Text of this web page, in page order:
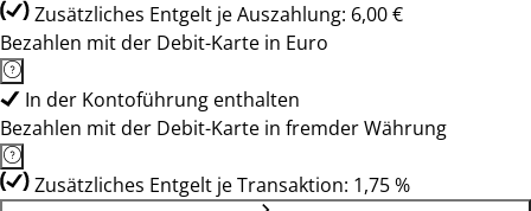
Zusätzliches Entgelt je Auszahlung: 6,00 €
Bezahlen mit der Debit-Karte in Euro
In der Kontoführung enthalten
Bezahlen mit der Debit-Karte in fremder Währung
Zusätzliches Entgelt je Transaktion: 1,75 %